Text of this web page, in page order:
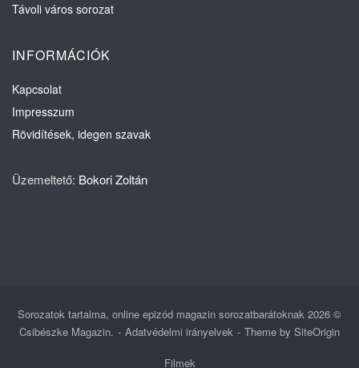
Távoli város sorozat
INFORMÁCIÓK
Kapcsolat
Impresszum
Rövidítések, idegen szavak
Üzemeltető: Bokori Zoltán
Sorozatok tartalma, online epizód magazin sorozatbarátoknak 2026 ©
Csibészke Magazin.
Adatvédelmi irányelvek Theme by SiteOrigin
Filmek